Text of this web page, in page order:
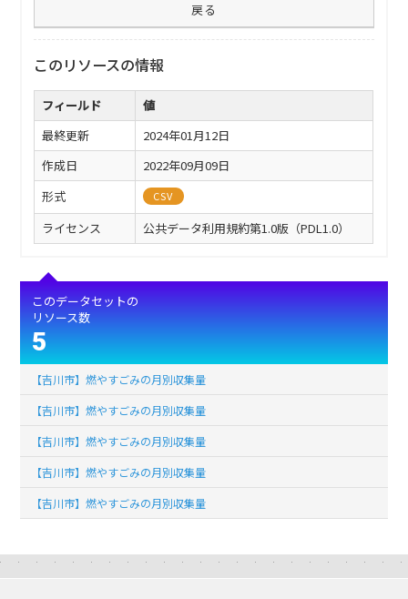
戻る
このリソースの情報
フィールド
値
最終更新
2024年01月12日
作成日
2022年09月09日
形式
CSV
ライセンス 公共データ利用規約第1.0版（PDL1.0）
このデータセットの
リソース数
5
【吉川市】燃やすごみの月別収集量
【吉川市】燃やすごみの月別収集量
【吉川市】燃やすごみの月別収集量
【吉川市】燃やすごみの月別収集量
【吉川市】燃やすごみの月別収集量